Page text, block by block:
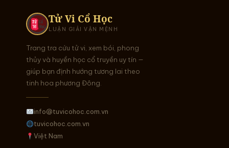
Tử Vi Cổ Học
LUẬN GIẢI VẬN MỆNH
Trang tra cứu tử vi, xem bói, phong
thủy và huyền học cổ truyền uy tín —
giúp bạn định hướng tương lai theo
tinh hoa phương Đông.
info@tuvicohoc.com.vn
tuvicohoc.com.vn
Việt Nam